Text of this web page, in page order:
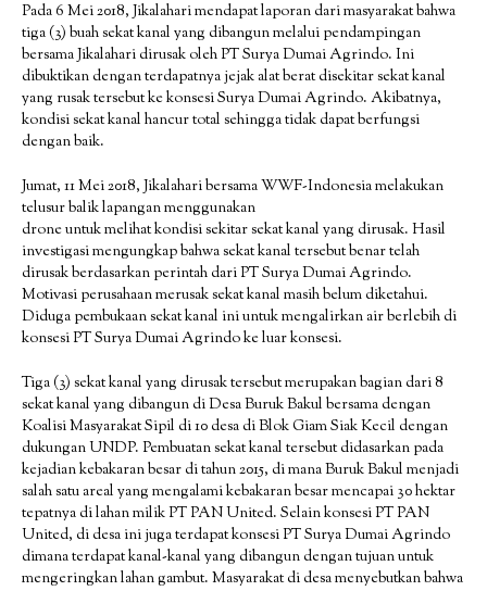
Pada 6 Mei 2018, Jikalahari mendapat laporan dari masyarakat bahwa
tiga (3) buah sekat kanal yang dibangun melalui pendampingan
bersama Jikalahari dirusak oleh PT Surya Dumai Agrindo. Ini
dibuktikan dengan terdapatnya jejak alat berat disekitar sekat kanal
yang rusak tersebut ke konsesi Surya Dumai Agrindo. Akibatnya,
kondisi sekat kanal hancur total sehingga tidak dapat berfungsi
dengan baik.
Jumat, 11 Mei 2018, Jikalahari bersama WWF-Indonesia melakukan
telusur balik lapangan menggunakan
drone untuk melihat kondisi sekitar sekat kanal yang dirusak. Hasil
investigasi mengungkap bahwa sekat kanal tersebut benar telah
dirusak berdasarkan perintah dari PT Surya Dumai Agrindo.
Motivasi perusahaan merusak sekat kanal masih belum diketahui.
Diduga pembukaan sekat kanal ini untuk mengalirkan air berlebih di
konsesi PT Surya Dumai Agrindo ke luar konsesi.
Tiga (3) sekat kanal yang dirusak tersebut merupakan bagian dari 8
sekat kanal yang dibangun di Desa Buruk Bakul bersama dengan
Koalisi Masyarakat Sipil di 10 desa di Blok Giam Siak Kecil dengan
dukungan UNDP. Pembuatan sekat kanal tersebut didasarkan pada
kejadian kebakaran besar di tahun 2015, di mana Buruk Bakul menjadi
salah satu areal yang mengalami kebakaran besar mencapai 30 hektar
tepatnya di lahan milik PT PAN United. Selain konsesi PT PAN
United, di desa ini juga terdapat konsesi PT Surya Dumai Agrindo
dimana terdapat kanal-kanal yang dibangun dengan tujuan untuk
mengeringkan lahan gambut. Masyarakat di desa menyebutkan bahwa